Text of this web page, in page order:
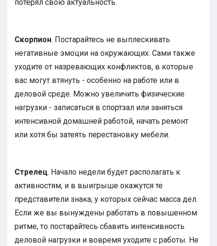
потерял свою актуальность.
Скорпион. Постарайтесь не выплескивать
негативные эмоции на окружающих. Сами также
уходите от назревающих конфликтов, в которые
вас могут втянуть - особенно на работе или в
деловой среде. Можно увеличить физические
нагрузки - записаться в спортзал или заняться
интенсивной домашней работой, начать ремонт
или хотя бы затеять перестановку мебели.
Стрелец. Начало недели будет располагать к
активностям, и в выигрыше окажутся те
представители знака, у которых сейчас масса дел.
Если же вы вынуждены работать в повышенном
ритме, то постарайтесь сбавить интенсивность
деловой нагрузки и вовремя уходите с работы. Не